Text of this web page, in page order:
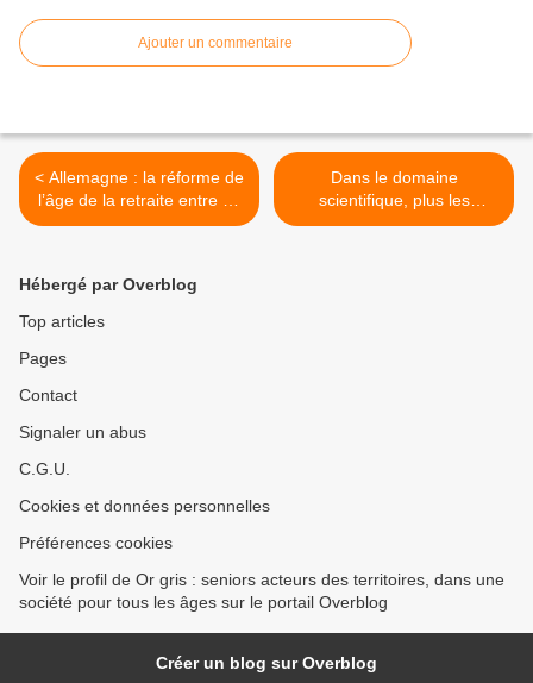
Ajouter un commentaire
< Allemagne : la réforme de
l’âge de la retraite entre en
vigueur à partir du 1er
Dans le domaine
scientifique, plus les
chercheurs sont âgés plus
Hébergé par Overblog
Top articles
Pages
Contact
Signaler un abus
C.G.U.
Cookies et données personnelles
Préférences cookies
Voir le profil de Or gris : seniors acteurs des territoires, dans une
société pour tous les âges sur le portail Overblog
Créer un blog sur Overblog